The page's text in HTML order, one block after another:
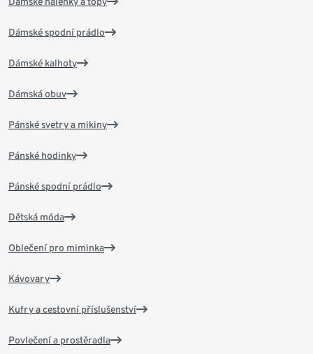
Dámské spodní prádlo
Dámské kalhoty
Dámská obuv
Pánské svetry a mikiny
Pánské hodinky
Pánské spodní prádlo
Dětská móda
Oblečení pro miminka
Kávovary
Kufry a cestovní příslušenství
Povlečení a prostěradla